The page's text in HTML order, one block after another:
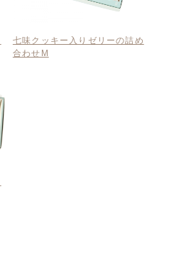
七味クッキー入りゼリーの詰め
合わせM